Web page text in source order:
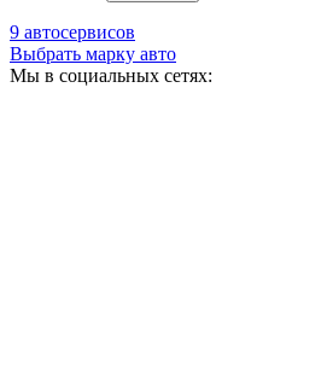
9 автосервисов
Выбрать марку авто
Мы в социальных сетях: